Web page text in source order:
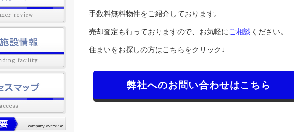
手数料無料物件をご紹介しております。
売却査定も行っておりますので、お気軽に ご相談 ください。
住まいをお探しの方はこちらをクリック↓
弊社へのお問い合わせはこちら